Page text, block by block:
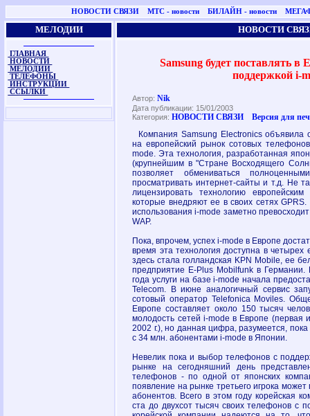
НОВОСТИ СВЯЗИ МТС - новости БИЛАЙН - новости
МЕЛОДИИ
ГЛАВНАЯ
НОВОСТИ
МЕЛОДИИ
ТЕЛЕФОНЫ
ИНСТРУКЦИИ
ССЫЛКИ
НОВОСТИ
Samsung будет поставлять в
поддержкой i-
Автор:Nik
Дата публикации: 15/01/2003
Категория:НОВОСТИ СВЯЗИ
Версия для
Компания Samsung Electronics объявила
на европейский рынок сотовых
mode. Эта технология, разработанная
(крупнейшим в "Стране Восходящего
позволяет обмениваться
просматривать интернет-сайты и т.д. Не
лицензировать технологию
которые внедряют ее в своих сетях
использования i-mode заметно
WAP.
Пока, впрочем, успех i-mode в Европе
время эта технология доступна в четырех
здесь стала голландская KPN Mobile, ее
предприятие E-Plus Mobilfunk в
года услуги на базе i-mode начала
Telecom. В июне аналогичный сервис
сотовый оператор Telefonica Moviles.
Европе составляет около 150 тысяч
молодость сетей i-mode в Европе (первая
2002 г.), но данная цифра, разумеется,
с 34 млн. абонентами i-mode в Японии.
Невелик пока и выбор телефонов с
рынке на сегодняшний день
телефонов - по одной от японских
появление на рынке третьего игрока
абонентов. Всего в этом году корейская
ста до двухсот тысяч своих телефонов с